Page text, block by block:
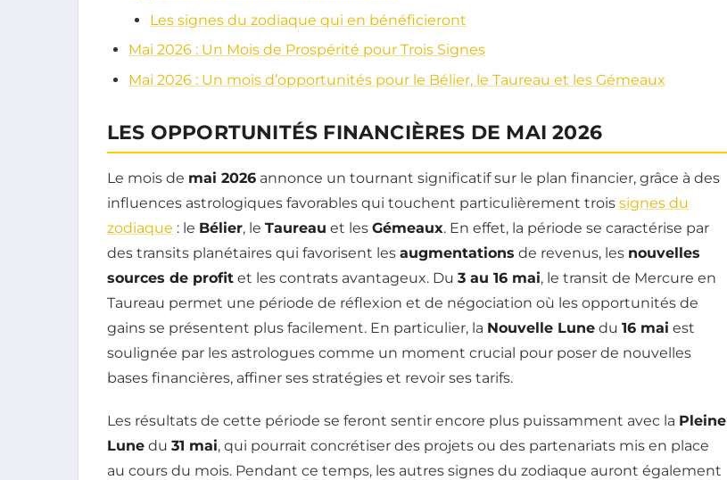
Les signes du zodiaque qui en bénéficieront
Mai 2026 : Un Mois de Prospérité pour Trois Signes
Mai 2026 : Un mois d’opportunités pour le Bélier, le Taureau et les Gémeaux
LES OPPORTUNITÉS FINANCIÈRES DE MAI 2026
Le mois de mai 2026 annonce un tournant significatif sur le plan financier, grâce à des
influences astrologiques favorables qui touchent particulièrement trois signes du
zodiaque : le Bélier, le Taureau et les Gémeaux. En effet, la période se caractérise par
des transits planétaires qui favorisent les augmentations de revenus, les nouvelles
sources de profit et les contrats avantageux. Du 3 au 16 mai, le transit de Mercure en
Taureau permet une période de réflexion et de négociation où les opportunités de
gains se présentent plus facilement. En particulier, la Nouvelle Lune du 16 mai est
soulignée par les astrologues comme un moment crucial pour poser de nouvelles
bases financières, affiner ses stratégies et revoir ses tarifs.
Les résultats de cette période se feront sentir encore plus puissamment avec la Pleine
Lune du 31 mai, qui pourrait concrétiser des projets ou des partenariats mis en place
au cours du mois. Pendant ce temps, les autres signes du zodiaque auront également